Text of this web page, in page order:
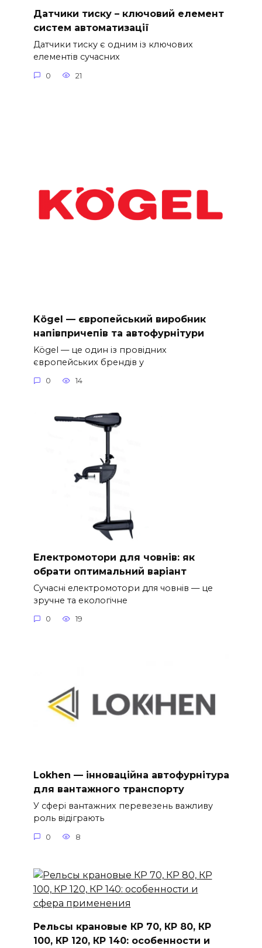
Датчики тиску – ключовий елемент
систем автоматизації
Датчики тиску є одним із ключових
елементів сучасних
0 21
Kögel — європейський виробник
напівпричепів та автофурнітури
Kögel — це один із провідних
європейських брендів у
0 14
Електромотори для човнів: як
обрати оптимальний варіант
Сучасні електромотори для човнів — це
зручне та екологічне
0 19
Lokhen — інноваційна автофурнітура
для вантажного транспорту
У сфері вантажних перевезень важливу
роль відіграють
0 8
Рельсы крановые КР 70, КР 80, КР
100, КР 120, КР 140: особенности и